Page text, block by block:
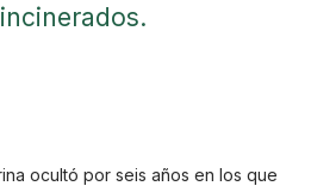
ocultó por seis años en los que